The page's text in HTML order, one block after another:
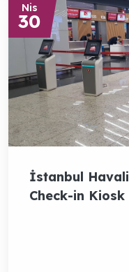
Nis
30
İstanbul
Check-in Kiosk